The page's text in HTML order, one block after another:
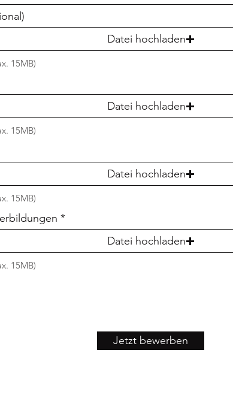
Datei hochladen
15MB)
Datei hochladen
15MB)
Datei hochladen
15MB)
Datei hochladen
15MB)
Jetzt bewerben